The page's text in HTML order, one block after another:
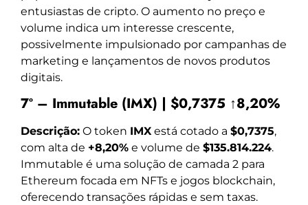
entusiastas de cripto. O aumento no preço e
volume indica um interesse crescente,
possivelmente impulsionado por campanhas de
marketing e lançamentos de novos produtos
digitais.
7º – Immutable (IMX) | $0,7375 ↑8,20%
Descrição: O token IMXestá cotado a $0,7375,
com alta de +8,20% e volume de $135.814.224.
Immutable é uma solução de camada 2 para
Ethereum focada em NFTs e jogos blockchain,
oferecendo transações rápidas e sem taxas.